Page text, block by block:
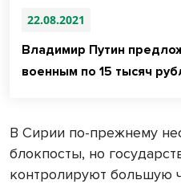
22.08.2021
Владимир Путин
военным по 15 тысяч
В Сирии по-прежнему
блокпосты, но
контролируют большую